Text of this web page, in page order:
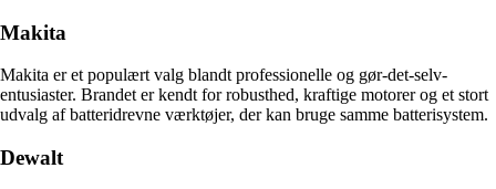
Makita
Makita er et populært valg blandt professionelle og gør-det-selv-
entusiaster. Brandet er kendt for robusthed, kraftige motorer og et stort
udvalg af batteridrevne værktøjer, der kan bruge samme batterisystem.
Dewalt